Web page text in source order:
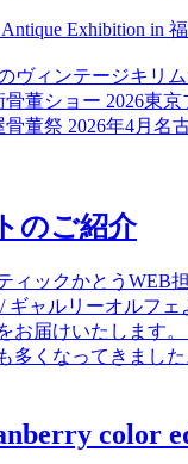
Exhibition in
ヴィンテージキリ
董ショー 2026東京
董祭 2026年4月 名
のご紹介
ィックかとうWEB
ギャルリーオルフ
お届けいたします
多くなってきました
color